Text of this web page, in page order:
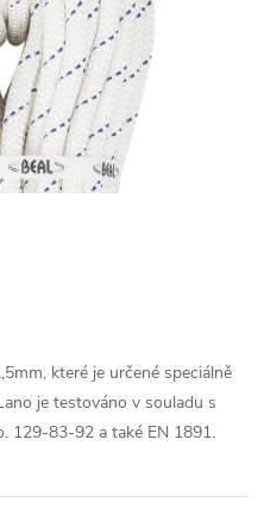
které je určené speciálně
je testováno v souladu s
129-83-92 a také EN 1891.